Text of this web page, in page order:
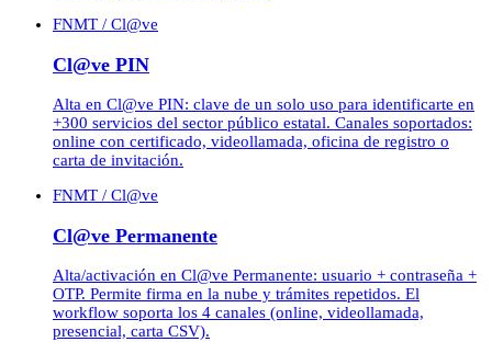
FNMT / Cl@ve
Cl@ve PIN
Alta en Cl@ve PIN: clave de un solo uso para identificarte en
+300 servicios del sector público estatal. Canales soportados:
online con certificado, videollamada, oficina de registro o
carta de invitación.
FNMT / Cl@ve
Cl@ve Permanente
Alta/activación en Cl@ve Permanente: usuario + contraseña +
OTP. Permite firma en la nube y trámites repetidos. El
workflow soporta los 4 canales (online, videollamada,
presencial, carta CSV).